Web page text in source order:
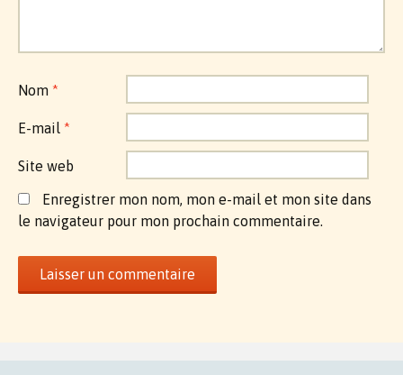
Nom *
E-mail *
Site web
Enregistrer mon nom, mon e-mail et mon site dans
le navigateur pour mon prochain commentaire.